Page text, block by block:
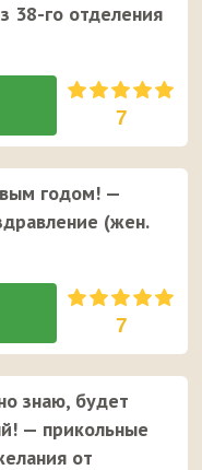
38-го отделения
7
годом! —
(жен.
7
знаю, будет
— прикольные
от